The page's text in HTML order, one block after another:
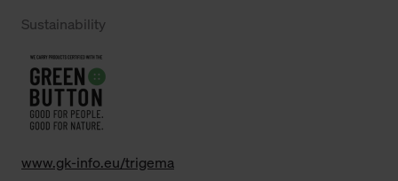
Sustainability
www.gk-info.eu/trigema